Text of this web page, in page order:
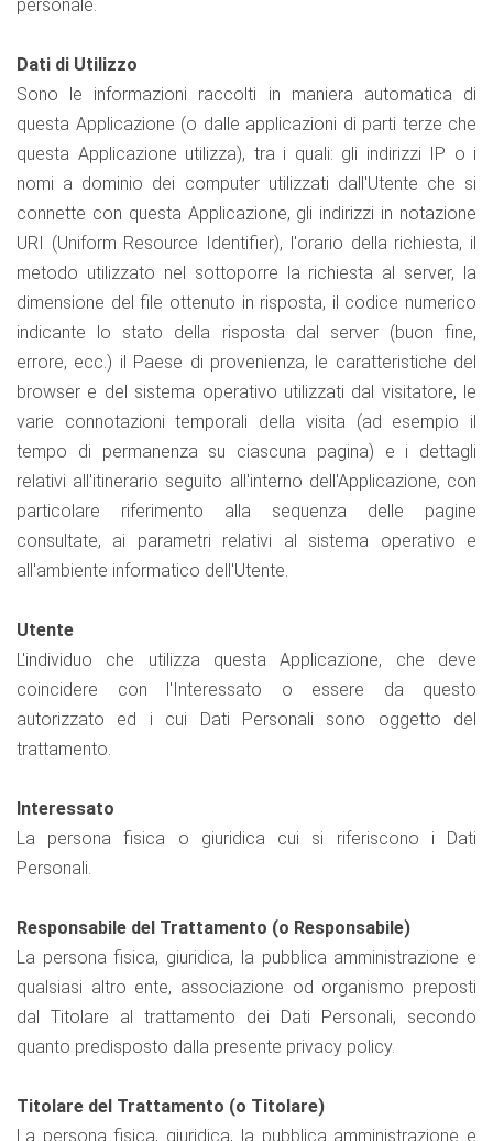
personale.
Dati di Utilizzo
Sono le informazioni raccolti in maniera automatica di
questa Applicazione (o dalle applicazioni di parti terze che
questa Applicazione utilizza), tra i quali: gli indirizzi IP o i
nomi a dominio dei computer utilizzati dall'Utente che si
connette con questa Applicazione, gli indirizzi in notazione
URI (Uniform Resource Identifier), l'orario della richiesta, il
metodo utilizzato nel sottoporre la richiesta al server, la
dimensione del file ottenuto in risposta, il codice numerico
indicante lo stato della risposta dal server (buon fine,
errore, ecc.) il Paese di provenienza, le caratteristiche del
browser e del sistema operativo utilizzati dal visitatore, le
varie connotazioni temporali della visita (ad esempio il
tempo di permanenza su ciascuna pagina) e i dettagli
relativi all'itinerario seguito all'interno dell'Applicazione, con
particolare riferimento alla sequenza delle pagine
consultate, ai parametri relativi al sistema operativo e
all'ambiente informatico dell'Utente.
Utente
L'individuo che utilizza questa Applicazione, che deve
coincidere con l'Interessato o essere da questo
autorizzato ed i cui Dati Personali sono oggetto del
trattamento.
Interessato
La persona fisica o giuridica cui si riferiscono i Dati
Personali.
Responsabile del Trattamento (o Responsabile)
La persona fisica, giuridica, la pubblica amministrazione e
qualsiasi altro ente, associazione od organismo preposti
dal Titolare al trattamento dei Dati Personali, secondo
quanto predisposto dalla presente privacy policy.
Titolare del Trattamento (o Titolare)
La persona fisica, giuridica, la pubblica amministrazione e